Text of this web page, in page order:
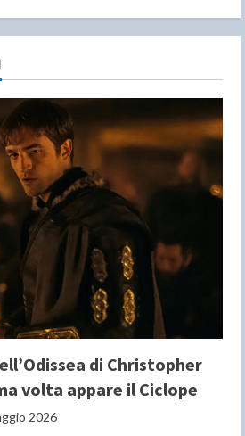
di Christopher
volta appare il Ciclope
2026